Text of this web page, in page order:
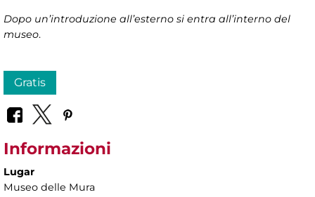
Dopo un’introduzione all’esterno si entra all’interno del
museo.
Gratis
Informazioni
Lugar
Museo delle Mura